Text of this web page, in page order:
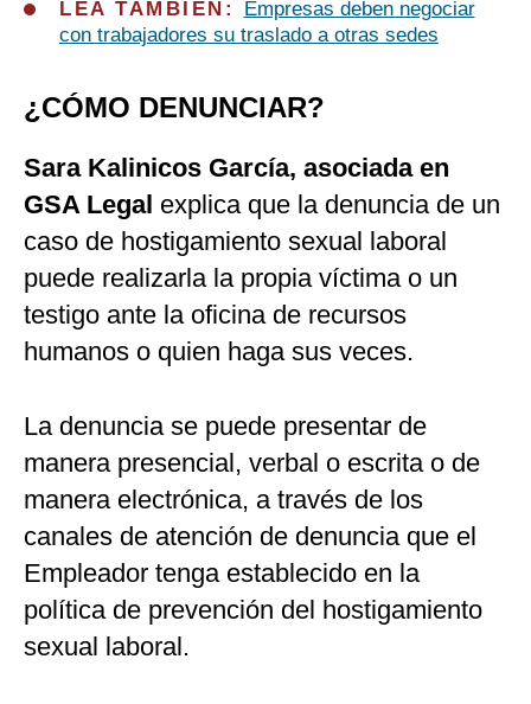
LEA TAMBIEN:
Empresas deben negociar
con trabajadores su traslado a otras sedes
¿CÓMO DENUNCIAR?
Sara Kalinicos García, asociada en
GSA Legal explica que la denuncia de un
caso de hostigamiento sexual laboral
puede realizarla la propia víctima o un
testigo ante la oficina de recursos
humanos o quien haga sus veces.
La denuncia se puede presentar de
manera presencial, verbal o escrita o de
manera electrónica, a través de los
canales de atención de denuncia que el
Empleador tenga establecido en la
política de prevención del hostigamiento
sexual laboral.